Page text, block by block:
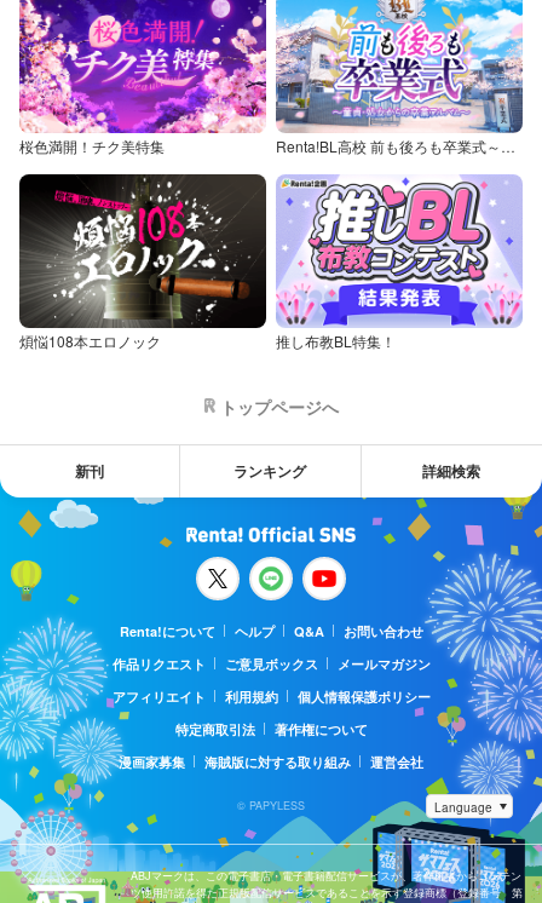
桜色満開！チク美特集 Renta!BL高校 前も後ろも卒業式～童貞・処女からの卒業アルバム～
煩悩108本エロノック 推し布教BL特集！
トップページへ
新刊 ランキング 詳細検索
Renta!について ヘルプ Q&A
お問い合わせ
作品リクエスト
ご意見ボックス
メールマガジン
アフィリエイト
利用規約
個人情報保護ポリシー
特定商取引法
著作権について
漫画家募集
海賊版に対する取り組み 運営会社
© PAPYLESS
ABJマークは、この電子書店・電子書籍配信サービスが、著作権者からコンテン
ツ使用許諾を得た正規版配信サービスであることを示す登録商標（登録番号 第